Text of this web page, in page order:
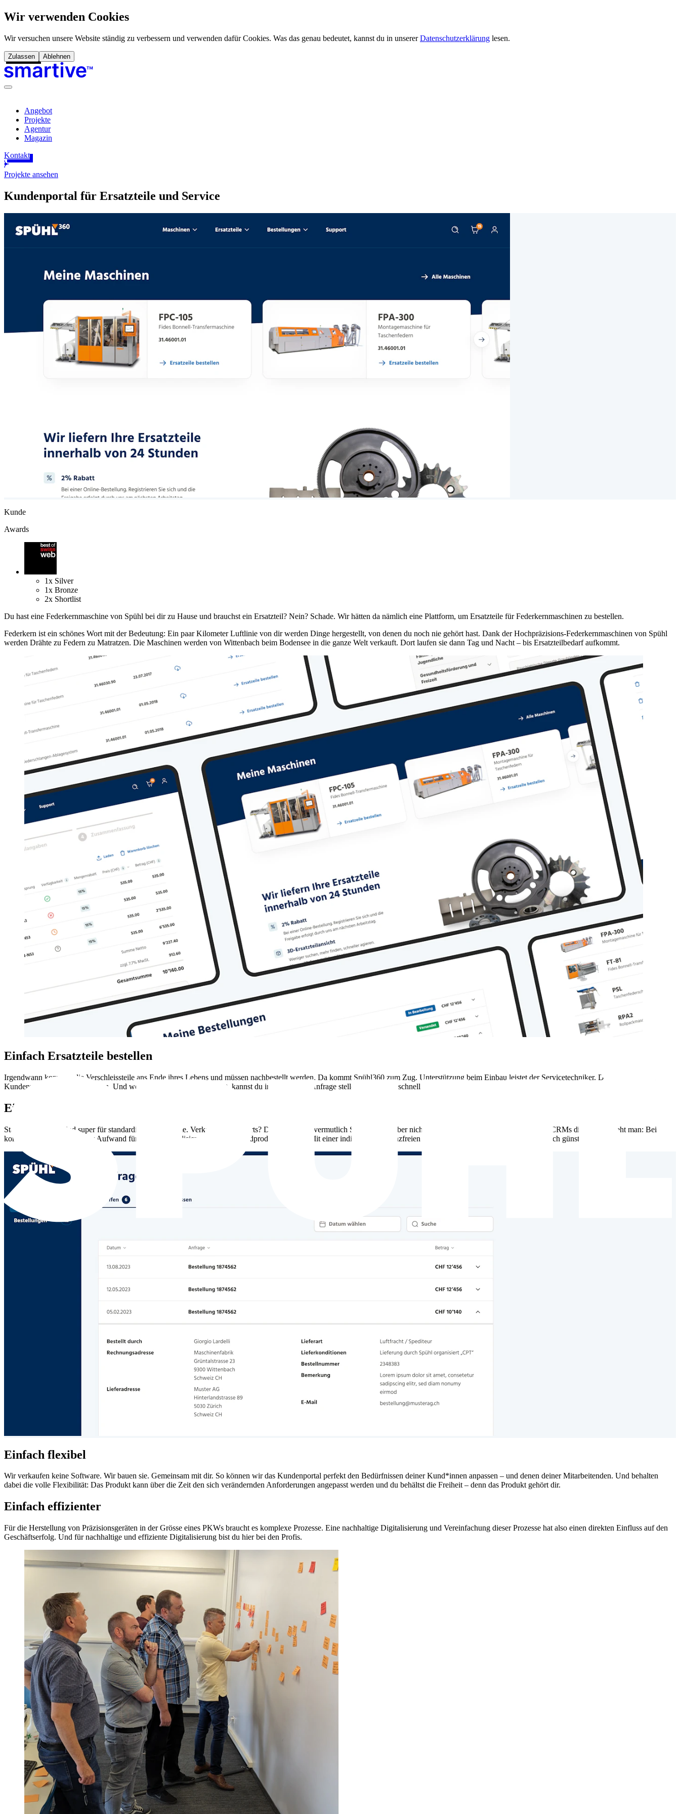
Wir verwenden Cookies
Wir versuchen unsere Website ständig zu verbessern und verwenden dafür Cookies. Was das genau bedeutet, kannst du in unserer Datenschutzerklärung lesen.
Zulassen Ablehnen
Angebot
Projekte
Agentur
Magazin
Kontakt
Projekte ansehen
Kundenportal für Ersatzteile und Service
Kunde
Awards
1x Silver
1x Bronze
2x Shortlist
Du hast eine Federkernmaschine von Spühl bei dir zu Hause und brauchst ein Ersatzteil? Nein? Schade. Wir hätten da nämlich eine Plattform, um Ersatzteile für Federkernmaschinen zu bestellen.
Federkern ist ein schönes Wort mit der Bedeutung: Ein paar Kilometer Luftlinie von dir werden Dinge hergestellt, von denen du noch nie gehört hast. Dank der Hochpräzisions-Federkernmaschinen von Spühl
werden Drähte zu Federn zu Matratzen. Die Maschinen werden von Wittenbach beim Bodensee in die ganze Welt verkauft. Dort laufen sie dann Tag und Nacht – bis Ersatzteilbedarf aufkommt.
Einfach Ersatzteile bestellen
Irgendwann kommen die Verschleissteile ans Ende ihres Lebens und müssen nachbestellt werden. Da kommt Spühl360 zum Zug. Unterstützung beim Einbau leistet der Servicetechniker. Den kann man im
Kundenportal direkt dazubuchen. Und wenn ein Teil nicht lieferbar ist, kannst du im Portal eine Anfrage stellen und kriegst schnell eine Antwort.
Einfach passend
Standardprodukte sind super für standardisierte Probleme. Verkaufst du T-Shirts? Dann reicht dir vermutlich Shopify. Uns aber nicht. Denn schon bei den ERPs, PIMs und CRMs dieser Welt sieht man: Bei
komplexen Prozessen ist der Aufwand für die Individualisierung von Standardprodukten riesig. Mit einer individuellen lizenzfreien Lösung fährt Spühl also langfristig deutlich günstiger.
Einfach flexibel
Wir verkaufen keine Software. Wir bauen sie. Gemeinsam mit dir. So können wir das Kundenportal perfekt den Bedürfnissen deiner Kund*innen anpassen – und denen deiner Mitarbeitenden. Und behalten
dabei die volle Flexibilität: Das Produkt kann über die Zeit den sich verändernden Anforderungen angepasst werden und du behältst die Freiheit – denn das Produkt gehört dir.
Einfach effizienter
Für die Herstellung von Präzisionsgeräten in der Grösse eines PKWs braucht es komplexe Prozesse. Eine nachhaltige Digitalisierung und Vereinfachung dieser Prozesse hat also einen direkten Einfluss auf den
Geschäftserfolg. Und für nachhaltige und effiziente Digitalisierung bist du hier bei den Profis.